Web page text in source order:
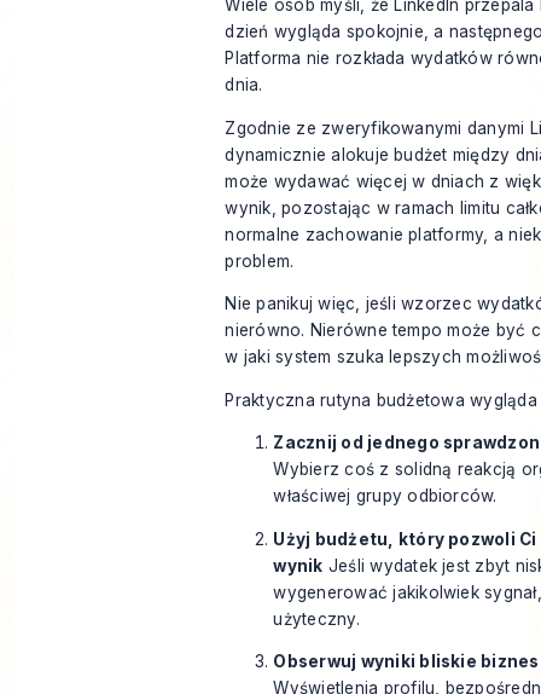
Wiele osób myśli, że LinkedIn
dzień wygląda spokojnie, a
Platforma nie rozkłada wydatków
dnia.
Zgodnie ze zweryfikowanymi danymi
dynamicznie alokuje budżet między
może wydawać więcej w dniach z
wynik, pozostając w ramach limitu
normalne zachowanie platformy, a
problem.
Nie panikuj więc, jeśli wzorzec
nierówno. Nierówne tempo może być
w jaki system szuka lepszych
Praktyczna rutyna budżetowa wygląda
Zacznij od jednego
Wybierz coś z solidną reakcją
właściwej grupy odbiorców.
Użyj budżetu, który pozwoli
wynik Jeśli wydatek jest zbyt
wygenerować jakikolwiek
użyteczny.
Obserwuj wyniki bliskie
Wyświetlenia profilu,